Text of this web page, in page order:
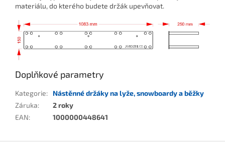
materiálu, do kterého budete držák upevňovat.
Doplňkové parametry
Kategorie:
Nástěnné držáky na lyže, snowboardy a běžky
Záruka:
2 roky
EAN: 1000000448641